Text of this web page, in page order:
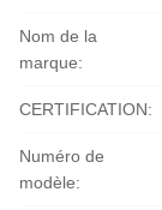
Nom de la
marque:
CERTIFICATION:
Numéro de
modèle: